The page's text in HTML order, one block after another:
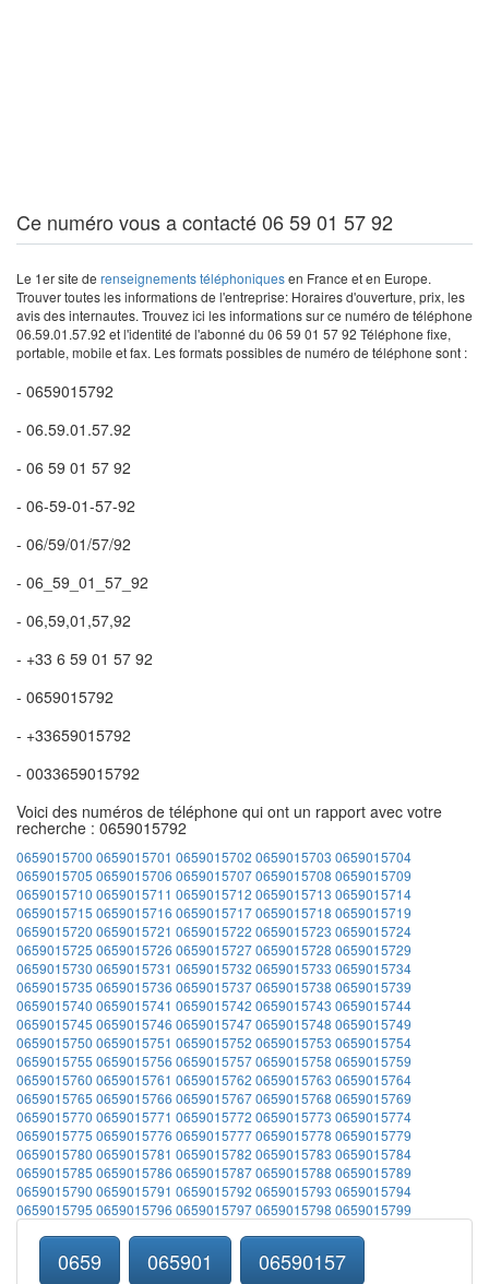
Ce numéro vous a contacté 06 59 01 57 92
Le 1er site de renseignements téléphoniquesen France et en Europe.
Trouver toutes les informations de l'entreprise: Horaires d'ouverture, prix, les
avis des internautes. Trouvez ici les informations sur ce numéro de téléphone
06.59.01.57.92 et l'identité de l'abonné du 06 59 01 57 92 Téléphone fixe,
portable, mobile et fax. Les formats possibles de numéro de téléphone sont :
- 0659015792
- 06.59.01.57.92
- 06 59 01 57 92
- 06-59-01-57-92
- 06/59/01/57/92
- 06_59_01_57_92
- 06,59,01,57,92
- +33 6 59 01 57 92
- 0659015792
- +33659015792
- 0033659015792
Voici des numéros de téléphone qui ont un rapport avec votre
recherche : 0659015792
0659015700 0659015701 0659015702 0659015703 0659015704
0659015705 0659015706 06590157070659015708 0659015709
0659015710 0659015711 0659015712 0659015713 0659015714
0659015715 0659015716 06590157170659015718 0659015719
0659015720 0659015721 0659015722 0659015723 0659015724
0659015725 0659015726 06590157270659015728 0659015729
0659015730 0659015731 0659015732 0659015733 0659015734
0659015735 0659015736 06590157370659015738 0659015739
0659015740 0659015741 0659015742 0659015743 0659015744
0659015745 0659015746 06590157470659015748 0659015749
0659015750 0659015751 0659015752 0659015753 0659015754
0659015755 0659015756 06590157570659015758 0659015759
0659015760 0659015761 0659015762 0659015763 0659015764
0659015765 0659015766 06590157670659015768 0659015769
0659015770 0659015771 0659015772 0659015773 0659015774
0659015775 0659015776 06590157770659015778 0659015779
0659015780 0659015781 0659015782 0659015783 0659015784
0659015785 0659015786 06590157870659015788 0659015789
0659015790 0659015791 0659015792 0659015793 0659015794
0659015795 0659015796 06590157970659015798 0659015799
0659 065901 06590157